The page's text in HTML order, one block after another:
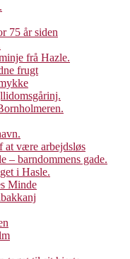
75 år siden
frå Hazle.
frugt
at være arbejdsløs
– barndommens gade.
i Hasle.
Minde